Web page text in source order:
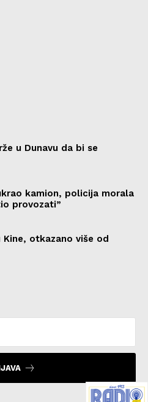
u Dunavu da bi se
kamion, policija morala
provozati”
otkazano više od